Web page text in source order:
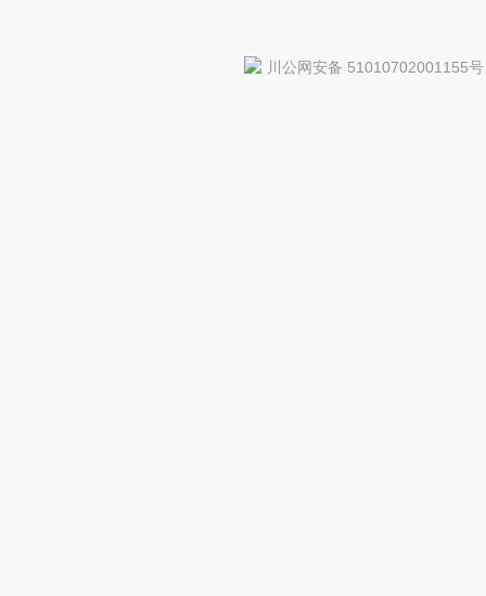
川公网安备 51010702001155号